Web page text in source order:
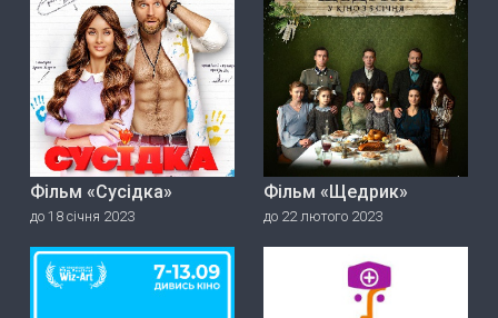
Фільм «Сусідка»
до 18 січня 2023
Фільм «Щедрик»
до 22 лютого 2023